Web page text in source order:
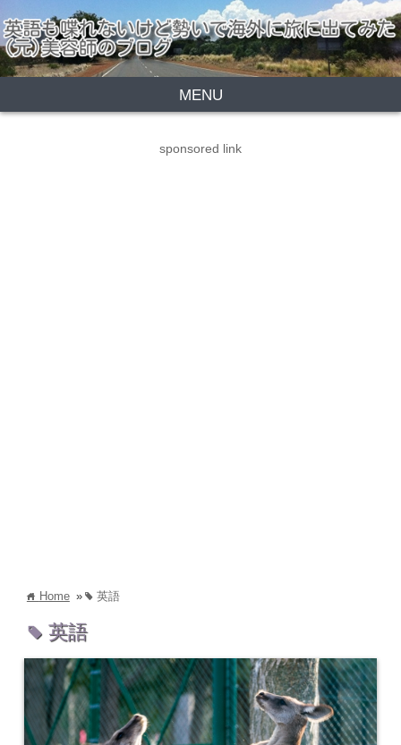
MENU
sponsored link
home Home » tag 英語
tag 英語